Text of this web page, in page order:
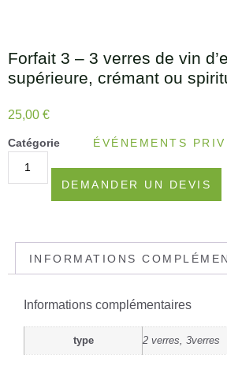
Forfait 3 – 3 verres de vin
supérieure, crémant ou
25,00 €
Catégorie ÉVÉNEMENTS
DEMANDER UN DEVIS
INFORMATIONS
Informations complémentaires
type 2 verres, 3verres